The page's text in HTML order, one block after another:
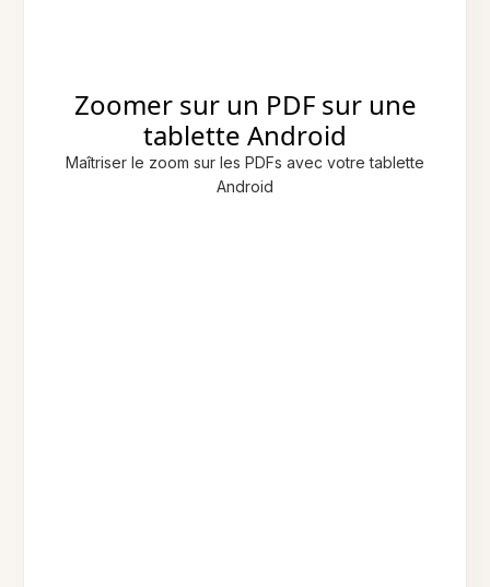
Zoomer sur un PDF sur une
tablette Android
Maîtriser le zoom sur les PDFs avec votre tablette
Android